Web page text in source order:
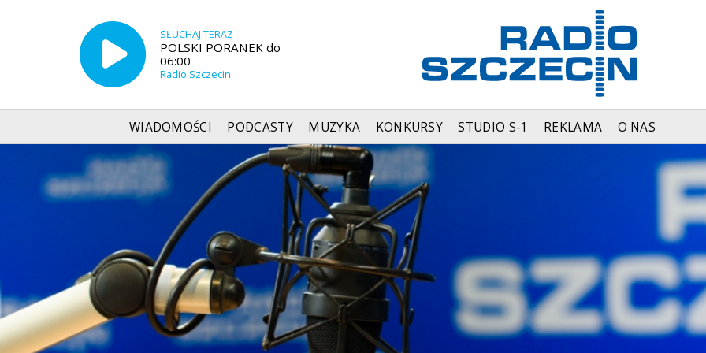
SŁUCHAJ TERAZ
POLSKI PORANEK do
06:00
Radio Szczecin
WIADOMOŚCI PODCASTY MUZYKA KONKURSY STUDIO S-1 REKLAMA O NAS